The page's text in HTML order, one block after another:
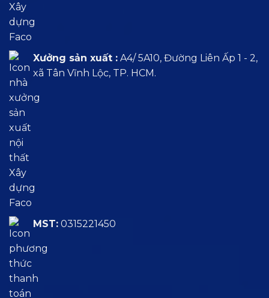
Xưởng sản xuất : A4/ 5A10, Đường Liên Ấp 1 - 2,
xã Tân Vĩnh Lộc, TP. HCM.
MST: 0315221450